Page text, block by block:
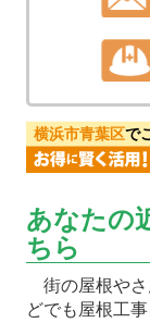
横浜市青葉区で
あなたの
ちら
街の屋根やさ
どでも屋根工